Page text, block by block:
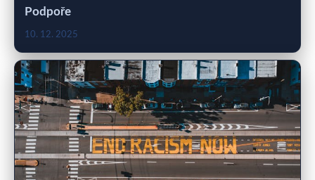
Podpoře
10. 12. 2025